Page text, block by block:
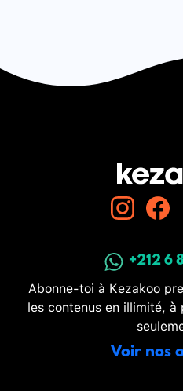
+212 6
Abonne-toi à Kezakoo
les contenus en illimité,
Voir nos